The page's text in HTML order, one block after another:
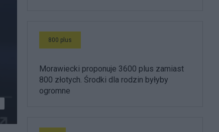
800 plus
Morawiecki proponuje 3600 plus zamiast
800 złotych. Środki dla rodzin byłyby
ogromne